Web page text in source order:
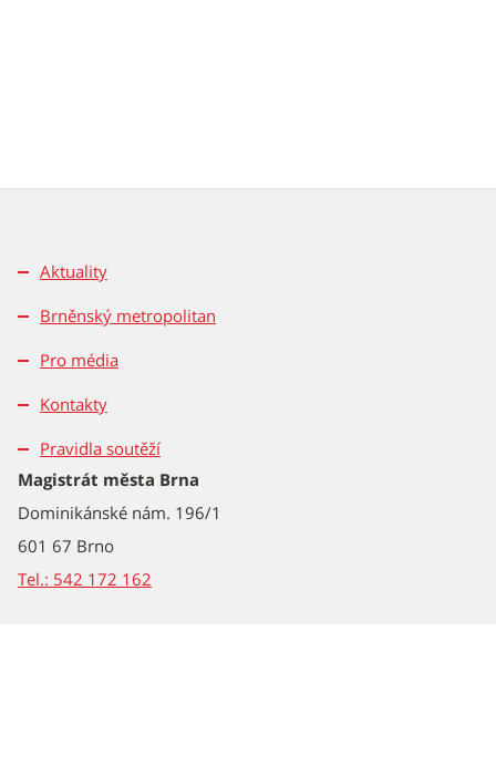
Aktuality
Brněnský metropolitan
Pro média
Kontakty
Pravidla soutěží
Magistrát města Brna
Dominikánské nám. 196/1
601 67 Brno
Tel.: 542 172 162